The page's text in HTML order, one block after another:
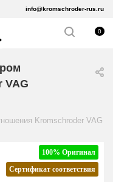
info@kromschroder-rus.ru
0
VAG
Kromschroder VAG
100% Оригинал
Сертификат соответствия